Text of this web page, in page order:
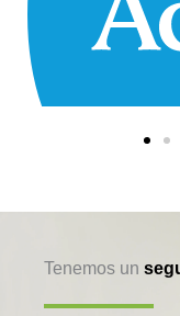
Tenemos un